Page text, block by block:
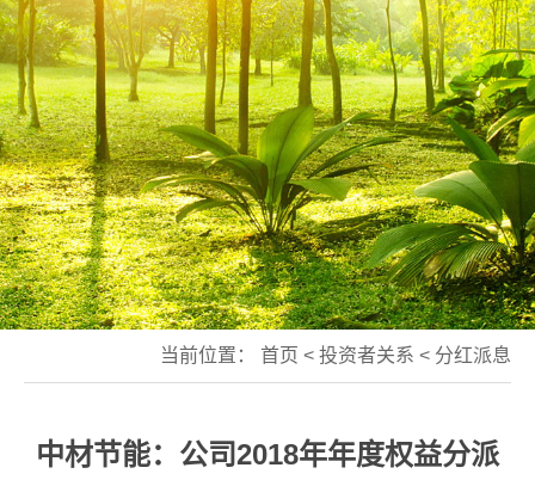
当前位置： 首页 < 投资者关系 < 分红派息
中材节能：公司2018年年度权益分派